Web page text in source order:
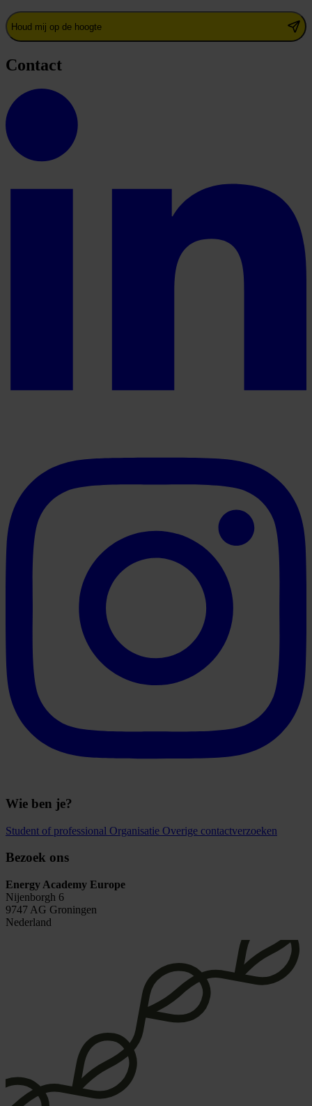
Houd mij op de hoogte
Contact
Wie ben je?
Student of professional Organisatie Overige contactverzoeken
Bezoek ons
Energy Academy Europe
Nijenborgh 6
9747 AG Groningen
Nederland